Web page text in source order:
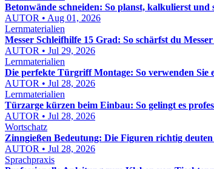
Betonwände schneiden: So planst, kalkulierst und
AUTOR • Aug 01, 2026
Lernmaterialien
Messer Schleifhilfe 15 Grad: So schärfst du
AUTOR • Jul 29, 2026
Lernmaterialien
Die perfekte Türgriff Montage: So verwenden Sie
AUTOR • Jul 28, 2026
Lernmaterialien
Türzarge kürzen beim Einbau: So gelingt es
AUTOR • Jul 28, 2026
Wortschatz
Zinngießen Bedeutung: Die Figuren richtig
AUTOR • Jul 28, 2026
Sprachpraxis